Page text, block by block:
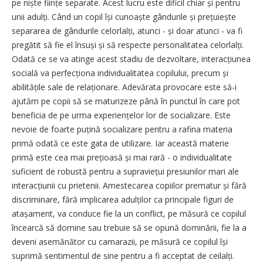
pe niște ființe separate. Acest lucru este dificil chiar și pentru
unii adulți. Când un copil își cunoaște gân­durile și prețuiește
separarea de gândurile celorlalți, atunci - și doar atunci - va fi
pregătit să fie el însuși și să respecte personalitatea celor­lalți.
Odată ce se va atinge acest stadiu de dezvoltare, interacțiunea
socială va perfecționa individualitatea copilului, precum și
abilitățile sale de relaționare. Adevărata provocare este să-i
ajutăm pe copii să se maturizeze până în punctul în care pot
beneficia de pe urma experiențelor lor de socializare. Este
nevoie de foarte puțină socializare pentru a rafina materia
primă odată ce este gata de utilizare. Iar această materie
primă este cea mai prețioasă și mai rară - o individualitate
suficient de robustă pentru a supraviețui presiunilor mari ale
interacțiunii cu prietenii. Amestecarea copiilor prematur și fără
discriminare, fără implicarea adulților ca principale figuri de
atașament, va conduce fie la un conflict, pe măsură ce copilul
încearcă să domine sau trebuie să se opună dominării, fie la a
deveni asemănător cu camarazii, pe măsură ce copilul își
suprimă sentimentul de sine pentru a fi acceptat de ceilalți.